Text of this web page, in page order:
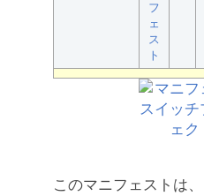
フ
ェ
ス
ト
このマニフェストは、